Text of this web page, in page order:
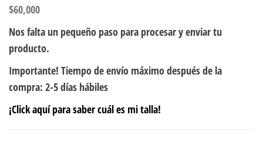
$60,000
Nos falta un pequeño paso para procesar y enviar tu
producto.
Importante! Tiempo de envío máximo después de la
compra: 2-5 días hábiles
¡Click aquí para saber cuál es mi talla!